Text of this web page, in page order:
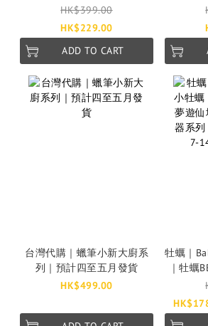
個工作天發貨｜魯斯佛｜仙
履奇緣
HK$399.00
HK$229.00
ADD TO CART
台灣代購｜蠟筆小新大廚系
列｜預計四至五月發貨
HK$499.00
牡蠣｜
｜牡蠣
｜手機
士尼｜